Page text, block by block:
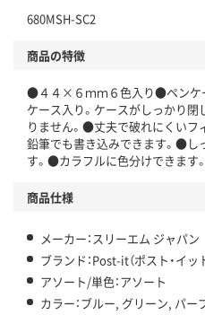
680MSH-SC2
商品の特徴
●４４×６ｍｍ６色入り●ペンケ
ケース入り。ケースがしっかり
りません。●丈夫で破れにくい
鉛筆でも書き込みできます。●し
す。●カラフルに色分けできます。
商品仕様
メーカー：スリーエム ジャパン
ブランド：Post-it（ポスト・イッ
アソート/単色：アソート
カラー：ブルー, グリーン, パ